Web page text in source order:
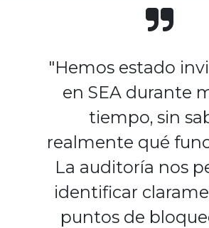
"Hemos estado
en SEA durante
tiempo, sin
realmente qué
La auditoría nos
identificar
puntos de